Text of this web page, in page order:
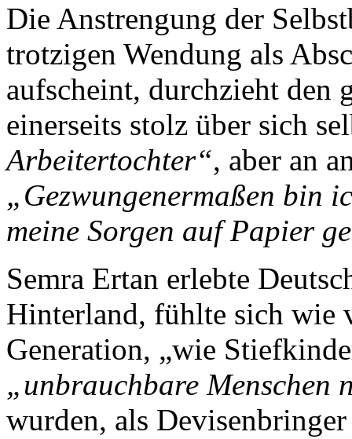
Die Anstrengung der
trotzigen Wendung als
aufscheint, durchzieht den
einerseits stolz über sich
Arbeitertochter“, aber an
„Gezwungenermaßen bin
meine Sorgen auf Papier
Semra Ertan erlebte
Hinterland, fühlte sich wie
Generation, „wie
„unbrauchbare Menschen
wurden, als